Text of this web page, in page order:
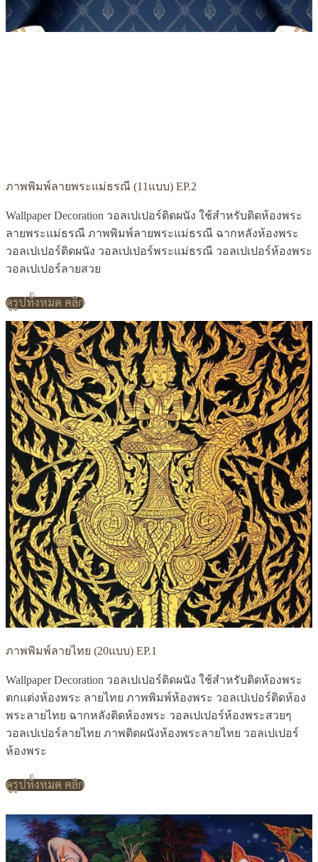
ภาพพิมพ์ลายพระแม่ธรณี (11แบบ) EP.2
Wallpaper Decoration วอลเปเปอร์ติดผนัง ใช้สำหรับติดห้องพระ
ลายพระแม่ธรณี ภาพพิมพ์ลายพระแม่ธรณี ฉากหลังห้องพระ
วอลเปเปอร์ติดผนัง วอลเปเปอร์พระแม่ธรณี วอลเปเปอร์ห้องพระ
วอลเปเปอร์ลายสวย
ดูรูปทั้งหมด คลิก
ภาพพิมพ์ลายไทย (20แบบ) EP.1
Wallpaper Decoration วอลเปเปอร์ติดผนัง ใช้สำหรับติดห้องพระ
ตกแต่งห้องพระ ลายไทย ภาพพิมพ์ห้องพระ วอลเปเปอร์ติดห้อง
พระลายไทย ฉากหลังติดห้องพระ วอลเปเปอร์ห้องพระสวยๆ
วอลเปเปอร์ลายไทย ภาพติดผนังห้องพระลายไทย วอลเปเปอร์
ห้องพระ
ดูรูปทั้งหมด คลิก